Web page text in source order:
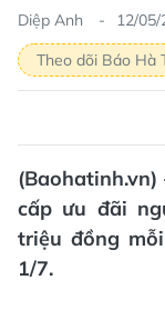
Diệp Anh
12/05/
Theo dõi Báo Hà
cấp ưu đãi
triệu đồng
1/7.